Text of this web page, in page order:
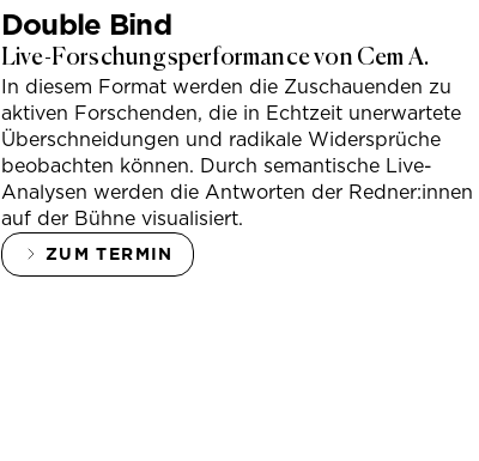
Double Bind
Live-Forschungsperformance von Cem A.
In diesem Format werden die Zuschauenden zu
aktiven Forschenden, die in Echtzeit unerwartete
Überschneidungen und radikale Widersprüche
beobachten können. Durch semantische Live-
Analysen werden die Antworten der Redner:innen
auf der Bühne visualisiert.
ZUM TERMIN